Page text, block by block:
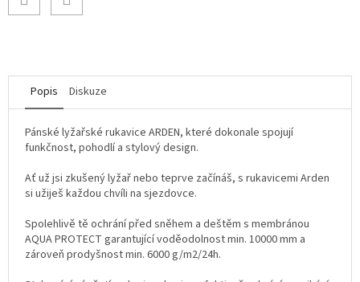
Popis Diskuze
Pánské lyžařské rukavice ARDEN, které dokonale spojují
funkčnost, pohodlí a stylový design.
Ať už jsi zkušený lyžař nebo teprve začínáš, s rukavicemi Arden
si užiješ každou chvíli na sjezdovce.
Spolehlivě tě ochrání před sněhem a deštěm s membránou
AQUA PROTECT garantující voděodolnost min. 10000 mm a
zároveň prodyšnost min. 6000 g/m2/24h.